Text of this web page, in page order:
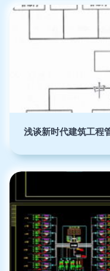
浅谈新时代建筑工程